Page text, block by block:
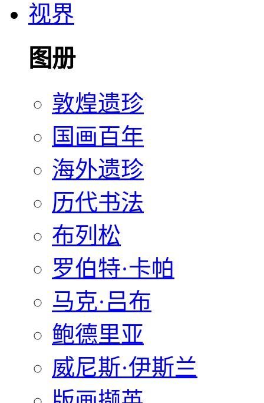
视界
图册
敦煌遗珍
国画百年
海外遗珍
历代书法
布列松
罗伯特·卡帕
马克·吕布
鲍德里亚
威尼斯·伊斯兰